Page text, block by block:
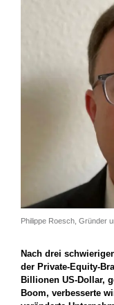
Philippe Roesch, Gründer
Nach drei
der Private-Equity-
Billionen US-Dollar,
Boom, verbesserte